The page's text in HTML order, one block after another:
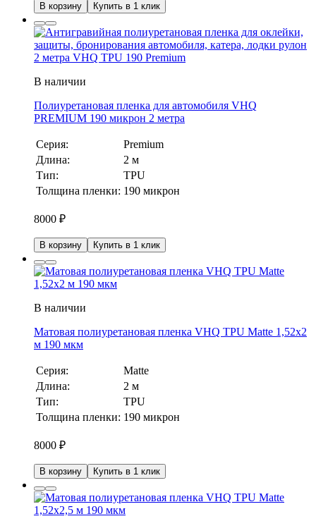
В корзину Купить в 1 клик
В наличии
Полиуретановая пленка для автомобиля VHQ
PREMIUM 190 микрон 2 метра
Серия:
Premium
Длина:
2 м
Тип:
TPU
Толщина пленки: 190 микрон
8000 ₽
В корзину Купить в 1 клик
В наличии
Матовая полиуретановая пленка VHQ TPU Matte 1,52х2
м 190 мкм
Серия:
Matte
Длина:
2 м
Тип:
TPU
Толщина пленки: 190 микрон
8000 ₽
В корзину Купить в 1 клик